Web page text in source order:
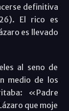
definitiva
El rico es
es llevado
al seno de
medio de los
«Padre
que moje